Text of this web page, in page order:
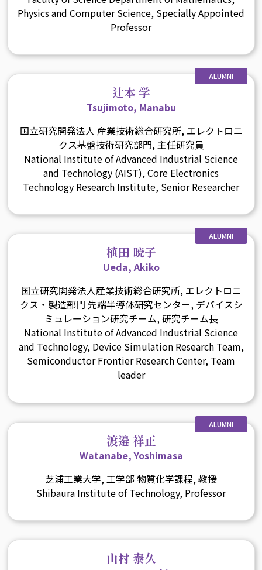
Physics and Computer Science, Specially Appointed
Professor
ALUMNI
辻本 学
Tsujimoto, Manabu
国立研究開発法人 産業技術総合研究所, エレクトロニ
クス基盤技術研究部門, 主任研究員
National Institute of Advanced Industrial Science
and Technology (AIST), Core Electronics
Technology Research Institute, Senior Researcher
ALUMNI
植田 暁子
Ueda, Akiko
国立研究開発法人産業技術総合研究所, エレクトロニ
クス・製造部門 先端半導体研究センター, デバイスシ
ミュレーション研究チーム, 研究チーム長
National Institute of Advanced Industrial Science
and Technology, Device Simulation Research Team,
Semiconductor Frontier Research Center, Team
leader
ALUMNI
渡邉 祥正
Watanabe, Yoshimasa
芝浦工業大学, 工学部 物質化学課程, 教授
Shibaura Institute of Technology, Professor
山村 泰久